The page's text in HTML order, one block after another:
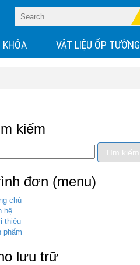
VẬT LIỆU ỐP TƯỜNG
kiếm
đơn (menu)
chủ
hệ
thiệu
phẩm
lưu trữ